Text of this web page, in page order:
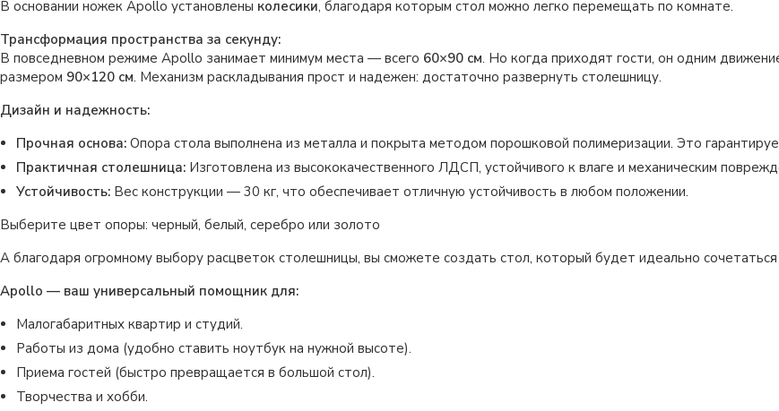
В основании ножек Apollo установлены колесики, благодаря которым стол можно легко перемещать по комнате.
Трансформация пространства за секунду:
В повседневном режиме Apollo занимает минимум места — всего 60×90 см. Но когда приходят гости, он одним
размером 90×120 см. Механизм раскладывания прост и надежен: достаточно развернуть столешницу.
Дизайн и надежность:
Прочная основа: Опора стола выполнена из металла и покрыта методом порошковой полимеризации. Это
Практичная столешница: Изготовлена из высококачественного ЛДСП, устойчивого к влаге и механическим
Устойчивость: Вес конструкции — 30 кг, что обеспечивает отличную устойчивость в любом положении.
Выберите цвет опоры: черный, белый, серебро или золото
А благодаря огромному выбору расцветок столешницы, вы сможете создать стол, который будет идеально
Apollo — ваш универсальный помощник для:
Малогабаритных квартир и студий.
Работы из дома (удобно ставить ноутбук на нужной высоте).
Приема гостей (быстро превращается в большой стол).
Творчества и хобби.